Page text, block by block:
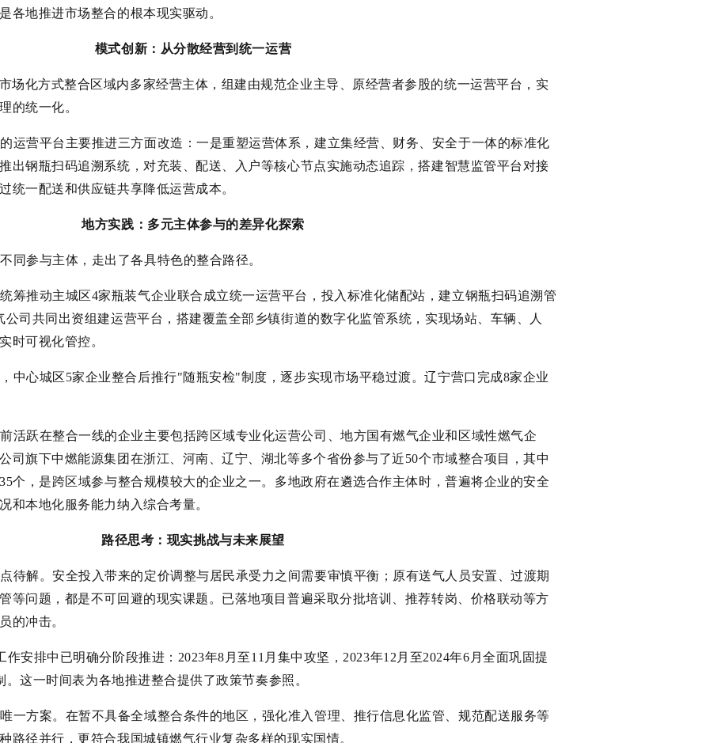
各地推进市场整合的根本现实驱动。
模式创新：从分散经营到统一运营
场化方式整合区域内多家经营主体，组建由规范企业主导、原经营者参股的统一运营平台，实
的统一化。
运营平台主要推进三方面改造：一是重塑运营体系，建立集经营、财务、安全于一体的标准化
出钢瓶扫码追溯系统，对充装、配送、入户等核心节点实施动态追踪，搭建智慧监管平台对接
统一配送和供应链共享降低运营成本。
地方实践：多元主体参与的差异化探索
同参与主体，走出了各具特色的整合路径。
筹推动主城区4家瓶装气企业联合成立统一运营平台，投入标准化储配站，建立钢瓶扫码追溯管
司共同出资组建运营平台，搭建覆盖全部乡镇街道的数字化监管系统，实现场站、车辆、人
时可视化管控。
中心城区5家企业整合后推行"随瓶安检"制度，逐步实现市场平稳过渡。辽宁营口完成8家企业
活跃在整合一线的企业主要包括跨区域专业化运营公司、地方国有燃气企业和区域性燃气企
司旗下中燃能源集团在浙江、河南、辽宁、湖北等多个省份参与了近50个市域整合项目，其中
个，是跨区域参与整合规模较大的企业之一。多地政府在遴选合作主体时，普遍将企业的安全
和本地化服务能力纳入综合考量。
路径思考：现实挑战与未来展望
待解。安全投入带来的定价调整与居民承受力之间需要审慎平衡；原有送气人员安置、过渡期
等问题，都是不可回避的现实课题。已落地项目普遍采取分批培训、推荐转岗、价格联动等方
的冲击。
作安排中已明确分阶段推进：2023年8月至11月集中攻坚，2023年12月至2024年6月全面巩固提
。这一时间表为各地推进整合提供了政策节奏参照。
一方案。在暂不具备全域整合条件的地区，强化准入管理、推行信息化监管、规范配送服务等
路径并行，更符合我国城镇燃气行业复杂多样的现实国情。